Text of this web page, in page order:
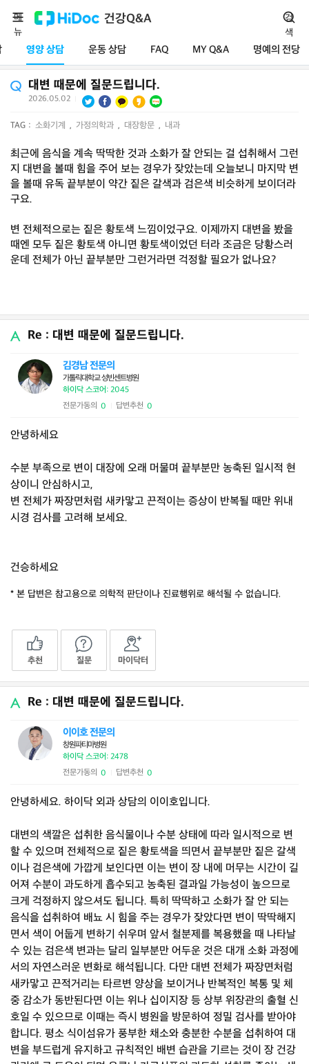
건강Q&A
영양 상담 운동 상담 FAQ MY Q&A 명예의 전당
메
뉴
검
색
대변 때문에 질문드립니다.
2026.05.02
TAG : 소화기계 , 가정의학과 , 대장항문 , 내과
최근에 음식을 계속 딱딱한 것과 소화가 잘 안되는 걸 섭취해서 그런
지 대변을 볼때 힘을 주어 보는 경우가 잦았는데 오늘보니 마지막 변
을 볼때 유독 끝부분이 약간 짙은 갈색과 검은색 비슷하게 보이더라
구요.
변 전체적으로는 짙은 황토색 느낌이었구요. 이제까지 대변을 봤을
때엔 모두 짙은 황토색 아니면 황토색이었던 터라 조금은 당황스러
운데 전체가 아닌 끝부분만 그런거라면 걱정할 필요가 없나요?
Re : 대변 때문에 질문드립니다.
김경남 전문의
가톨릭대학교 성빈센트병원
하이닥 스코어: 2045
전문가동의 0 답변추천 0
안녕하세요
수분 부족으로 변이 대장에 오래 머물며 끝부분만 농축된 일시적 현
상이니 안심하시고,
변 전체가 짜장면처럼 새카맣고 끈적이는 증상이 반복될 때만 위내
시경 검사를 고려해 보세요.
건승하세요
* 본 답변은 참고용으로 의학적 판단이나 진료행위로 해석될 수 없습니다.
추천 질문 마이닥터
Re : 대변 때문에 질문드립니다.
이이호 전문의
창원파티마병원
하이닥 스코어: 2478
전문가동의 0 답변추천 0
안녕하세요. 하이닥 외과 상담의 이이호입니다.
대변의 색깔은 섭취한 음식물이나 수분 상태에 따라 일시적으로 변
할 수 있으며 전체적으로 짙은 황토색을 띄면서 끝부분만 짙은 갈색
이나 검은색에 가깝게 보인다면 이는 변이 장 내에 머무는 시간이 길
어져 수분이 과도하게 흡수되고 농축된 결과일 가능성이 높으므로
크게 걱정하지 않으셔도 됩니다. 특히 딱딱하고 소화가 잘 안 되는
음식을 섭취하여 배뇨 시 힘을 주는 경우가 잦았다면 변이 딱딱해지
면서 색이 어둡게 변하기 쉬우며 앞서 철분제를 복용했을 때 나타날
수 있는 검은색 변과는 달리 일부분만 어두운 것은 대개 소화 과정에
서의 자연스러운 변화로 해석됩니다. 다만 대변 전체가 짜장면처럼
새카맣고 끈적거리는 타르변 양상을 보이거나 반복적인 복통 및 체
중 감소가 동반된다면 이는 위나 십이지장 등 상부 위장관의 출혈 신
호일 수 있으므로 이때는 즉시 병원을 방문하여 정밀 검사를 받아야
합니다. 평소 식이섬유가 풍부한 채소와 충분한 수분을 섭취하여 대
변을 부드럽게 유지하고 규칙적인 배변 습관을 기르는 것이 장 건강